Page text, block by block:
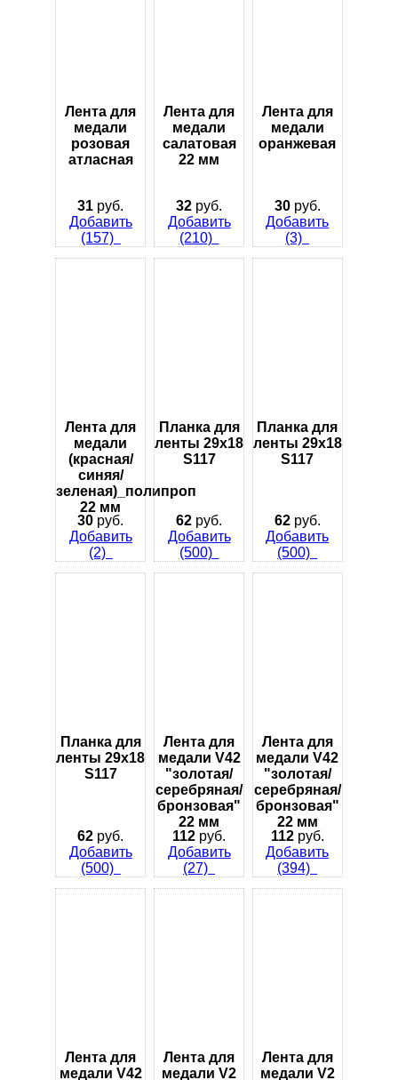
Лента для
медали
розовая
атласная
31 руб.
Добавить
(157)
Лента для
медали
салатовая
22 мм
32 руб.
Добавить
(210)
Лента для
медали
оранжевая
30руб.
Добавить
(3)
Лента для
медали
(красная/
синяя/
зеленая)_полипроп
22 мм
30 руб.
Добавить
(2)
Планка для
ленты 29х18
S117
62 руб.
Добавить
(500)
Планка для
ленты 29х18
S117
62руб.
Добавить
(500)
Планка для
ленты 29х18
S117
62 руб.
Добавить
(500)
Лента для
медали V42
"золотая/
серебряная/
бронзовая"
22 мм
112 руб.
Добавить
(27)
Лента для
медали V42
"золотая/
серебряная/
бронзовая"
22 мм
112руб.
Добавить
(394)
Лента для
медали V42
Лента для
медали V2
Лента для
медали V2